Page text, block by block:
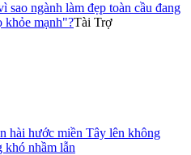
ngành làm đẹp toàn cầu đang
khỏe mạnh"?Tài Trợ
hài hước miền Tây lên không
khó nhầm lẫn